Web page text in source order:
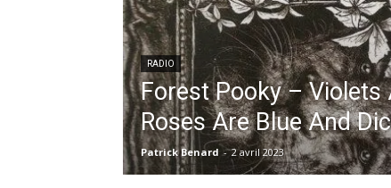
RADIO
Forest Pooky – Violets
Roses Are Blue And
Patrick Benard - 2 avril 2023